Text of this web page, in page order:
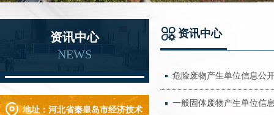
资讯中心
NEWS
地址： 河北省秦皇岛市经济技术
资讯中心
危险废物产生单位信息公
一般固体废物产生单位信